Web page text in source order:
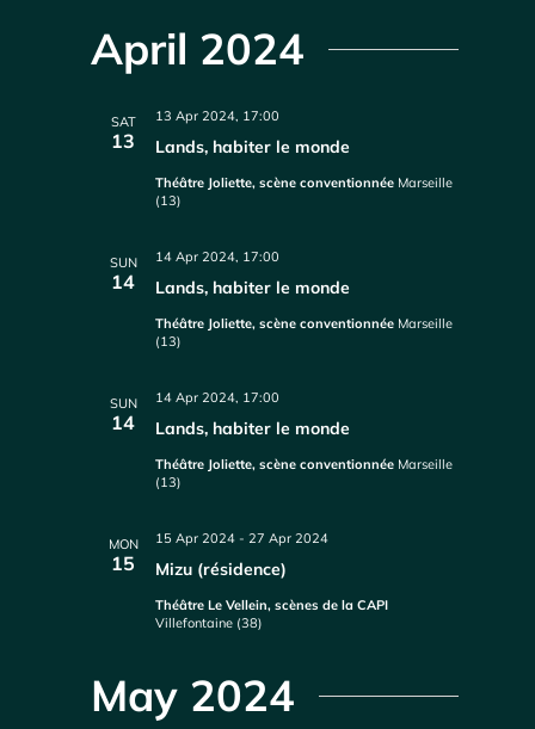
April 2024
SAT
13 Lands, habiter le monde
13 Apr 2024, 17:00
Théâtre Joliette, scène conventionnée Marseille
(13)
SUN
14 Lands, habiter le monde
14 Apr 2024, 17:00
Théâtre Joliette, scène conventionnée Marseille
(13)
SUN
14 Lands, habiter le monde
14 Apr 2024, 17:00
Théâtre Joliette, scène conventionnée Marseille
(13)
MON
15 Mizu (résidence)
15 Apr 2024 -27 Apr 2024
Théâtre Le Vellein, scènes de la CAPI
Villefontaine (38)
May 2024